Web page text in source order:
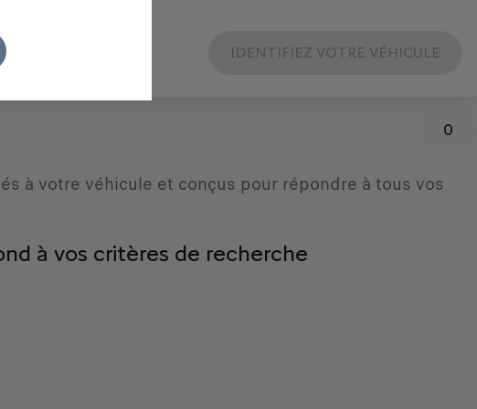
IDENTIFIEZ VOTRE VÉHICULE
0
à votre véhicule et conçus pour répondre à tous vos
à vos critères de recherche